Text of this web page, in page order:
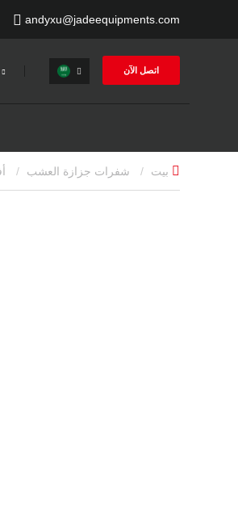
andyxu@jadeequipments.com
اتصل الآن
شفرات جزازة العشب